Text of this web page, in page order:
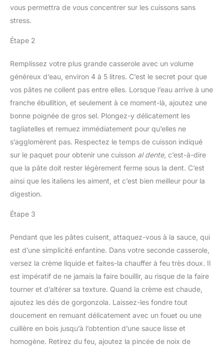
vous permettra de vous concentrer sur les cuissons sans
stress.
Étape 2
Remplissez votre plus grande casserole avec un volume
généreux d’eau, environ 4 à 5 litres. C’est le secret pour que
vos pâtes ne collent pas entre elles. Lorsque l’eau arrive à une
franche ébullition, et seulement à ce moment-là, ajoutez une
bonne poignée de gros sel. Plongez-y délicatement les
tagliatelles et remuez immédiatement pour qu’elles ne
s’agglomèrent pas. Respectez le temps de cuisson indiqué
sur le paquet pour obtenir une cuisson al dente, c’est-à-dire
que la pâte doit rester légèrement ferme sous la dent. C’est
ainsi que les italiens les aiment, et c’est bien meilleur pour la
digestion.
Étape 3
Pendant que les pâtes cuisent, attaquez-vous à la sauce, qui
est d’une simplicité enfantine. Dans votre seconde casserole,
versez la crème liquide et faites-la chauffer à feu très doux. Il
est impératif de ne jamais la faire bouillir, au risque de la faire
tourner et d’altérer sa texture. Quand la crème est chaude,
ajoutez les dés de gorgonzola. Laissez-les fondre tout
doucement en remuant délicatement avec un fouet ou une
cuillère en bois jusqu’à l’obtention d’une sauce lisse et
homogène. Retirez du feu, ajoutez la pincée de noix de